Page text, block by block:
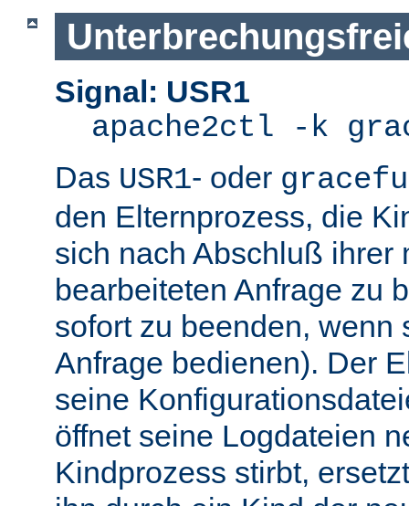
Signal: USR1
apache2ctl -k
Das USR1- oder
den Elternprozess, die
sich nach Abschluß ihrer
bearbeiteten Anfrage zu
sofort zu beenden, wenn
Anfrage bedienen). Der
seine
öffnet seine Logdateien
Kindprozess stirbt,